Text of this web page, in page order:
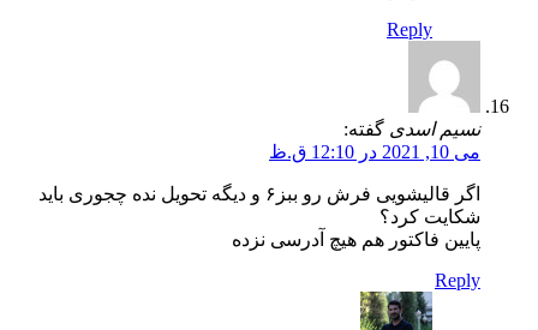
Reply
نسیم اسدی گفته:
می 10, 2021 در 12:10 ق.ظ
اگر قالیشویی فرش رو ببز۶ و دیگه تحویل نده چجوری باید
شکایت کرد؟
پایین فاکتور هم هیچ آدرسی نزده
Reply